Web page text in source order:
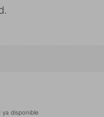
ya disponible